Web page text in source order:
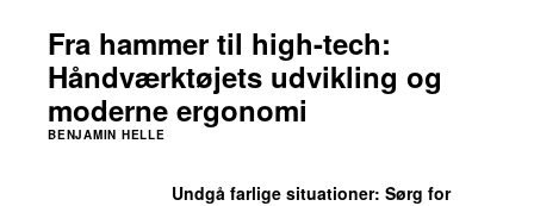
Undgå farlige situationer: Sørg for
Fra hammer til high-tech:
Håndværktøjets udvikling og
moderne ergonomi
BENJAMIN HELLE